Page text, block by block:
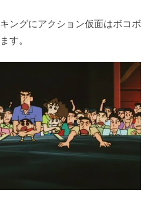
ングにアクション仮面はボコボ
す。